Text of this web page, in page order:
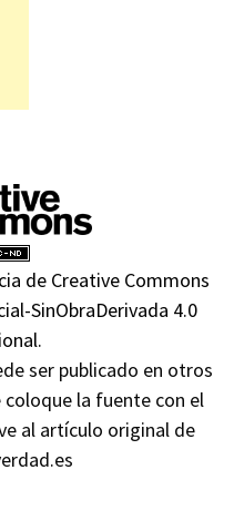
de Creative Commons
SinObraDerivada 4.0
.
ser publicado en otros
coloque la fuente con el
al artículo original de